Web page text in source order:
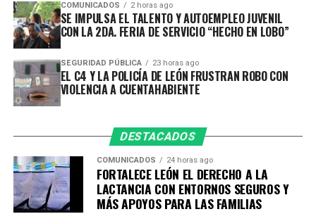
manufactura avanzada y la industria alimentaria,
demostrando que el talento leonés puede responder a
las exigencias de mercados cada vez más especializados.
Asimismo, refrendó el compromiso del Gobierno
Municipal para seguir impulsando políticas que
fortalezcan el desarrollo económico mediante la
vinculación entre empresas y academia, así como la
innovación y el crecimiento de las empresas locales.
Por su parte, el presidente de APIMEX, Mauricio Ruíz
Campos, señaló que la industria vive un momento
COMUNICADOS 2 horas ago
SE IMPULSA EL TALENTO Y AUTOEMPLEO JUVENIL
CON LA 2DA. FERIA DE SERVICIO “HECHO EN LOBO”
SEGURIDAD PÚBLICA 23 horas ago
EL C4 Y LA POLICÍA DE LEÓN FRUSTRAN ROBO CON
VIOLENCIA A CUENTAHABIENTE
DESTACADOS
COMUNICADOS 24 horas ago
FORTALECE LEÓN EL DERECHO A LA
LACTANCIA CON ENTORNOS SEGUROS Y
MÁS APOYOS PARA LAS FAMILIAS